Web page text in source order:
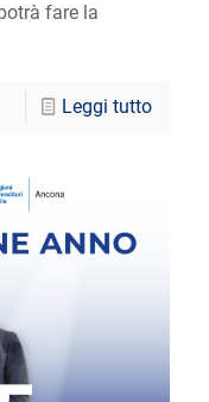
fare la
Leggi tutto